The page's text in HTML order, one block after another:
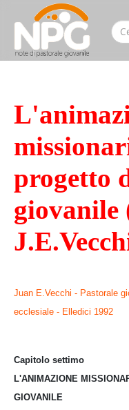
progetto
giovanile
Juan E.Vecchi - Pastorale
ecclesiale - Elledici 1992
Capitolo settimo
L'ANIMAZIONE
GIOVANILE